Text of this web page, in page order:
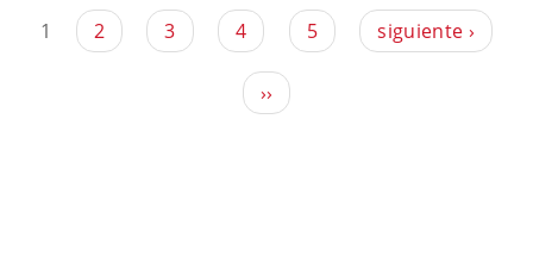
1 2 3 4 5 siguiente ›
››